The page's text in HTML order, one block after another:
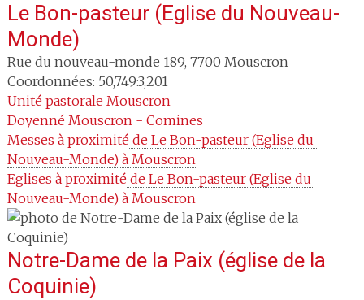
Le Bon-pasteur (Eglise du Nouveau-
Monde)
Rue du nouveau-monde 189, 7700 Mouscron
Coordonnées: 50,749:3,201
Unité pastorale Mouscron
Doyenné Mouscron - Comines
Messes à proximité de Le Bon-pasteur (Eglise du
Nouveau-Monde) à Mouscron
Eglises à proximité de Le Bon-pasteur (Eglise du
Nouveau-Monde) à Mouscron
Notre-Dame de la Paix (église de la
Coquinie)